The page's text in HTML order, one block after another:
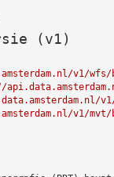
(v1)
v1/wfs/
v1/mvt/